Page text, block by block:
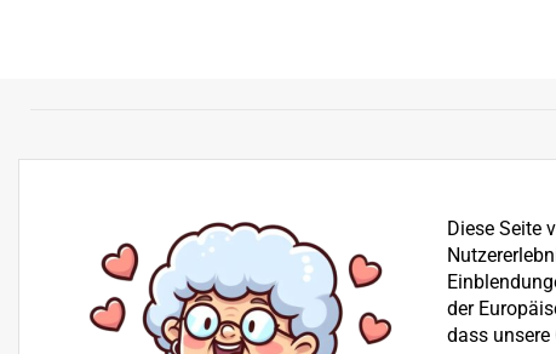
Diese Seite
der
dass